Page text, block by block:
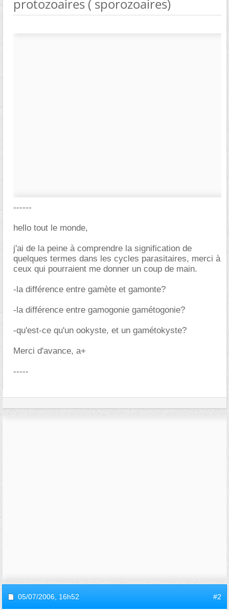
protozoaires ( sporozoaires)
------
hello tout le monde,
j'ai de la peine à comprendre la signification de
quelques termes dans les cycles parasitaires, merci à
ceux qui pourraient me donner un coup de main.
-la différence entre gamète et gamonte?
-la différence entre gamogonie gamétogonie?
-qu'est-ce qu'un ookyste, et un gamétokyste?
Merci d'avance, a+
-----
05/07/2006, 16h52 #2